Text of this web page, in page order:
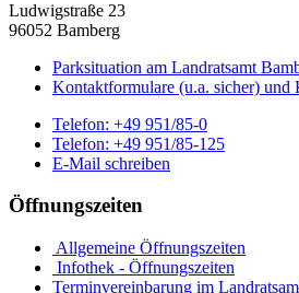
Ludwigstraße 23
96052 Bamberg
Parksituation am Landratsamt
Kontaktformulare (u.a. sicher) und
Telefon: +49 951/85-0
Telefon: +49 951/85-125
E-Mail schreiben
Öffnungszeiten
Allgemeine Öffnungszeiten
Infothek - Öffnungszeiten
Terminvereinbarung im